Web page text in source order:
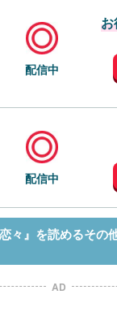
配信中
お
配信中
々』を読めるその
AD